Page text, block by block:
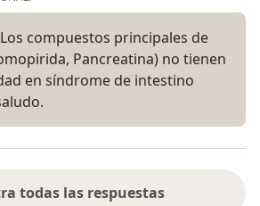
compuestos principales de
Pancreatina) no tienen
en síndrome de intestino
todas las respuestas